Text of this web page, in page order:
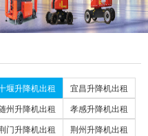
堰升降机出租
宜昌升降机出租
州升降机出租
孝感升降机出租
门升降机出租
荆州升降机出租